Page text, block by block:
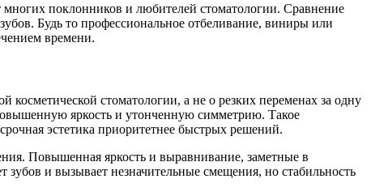
поклонников и любителей стоматологии. Сравнение
Будь то профессиональное отбеливание, виниры или
времени.
стоматологии, а не о резких переменах за одну
яркость и утонченную симметрию. Такое
эстетика приоритетнее быстрых решений.
Повышенная яркость и выравнивание, заметные в
и вызывает незначительные смещения, но стабильность